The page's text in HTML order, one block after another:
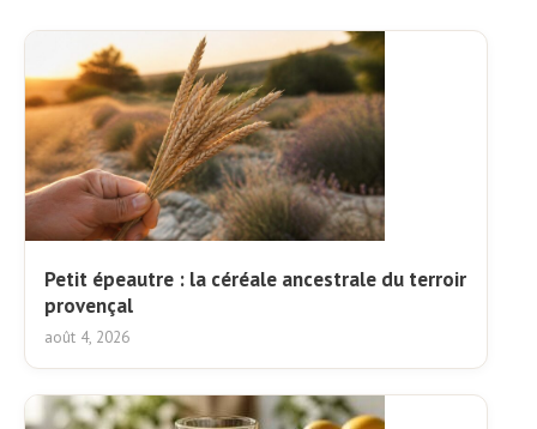
Petit épeautre : la céréale ancestrale du terroir
provençal
août 4, 2026